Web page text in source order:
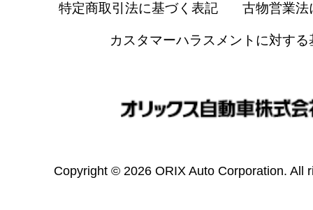
特定商取引法に基づく表記 古物営業法
カスタマーハラスメントに対する
Copyright © 2026 ORIX Auto Corporation. All